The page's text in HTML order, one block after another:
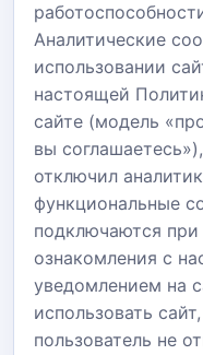
Аналитические
использовании
настоящей
сайте (модель
вы
отключил
функциональные
подключаются при
ознакомления с
уведомлением на
использовать
пользователь не